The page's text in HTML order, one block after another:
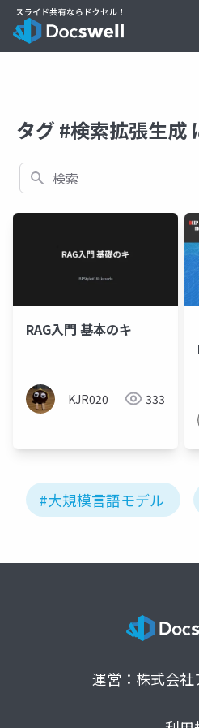
タグ #検索拡張生成
検索
RAG入門 基本のキ
KJR020 333
#大規模言語モデル
運営：株式会